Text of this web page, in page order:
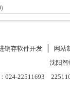
销存软件开发│
网站
沈阳
024-22511693